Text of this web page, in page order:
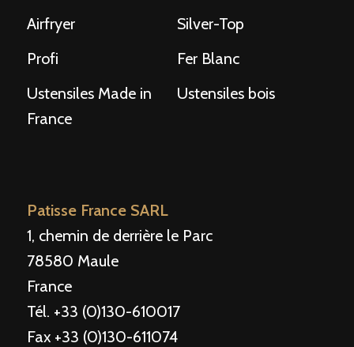
Airfryer
Silver-Top
Profi
Fer Blanc
Ustensiles Made in
France
Ustensiles bois
Patisse France SARL
1, chemin de derrière le Parc
78580 Maule
France
Tél. +33 (0)130-610017
Fax +33 (0)130-611074